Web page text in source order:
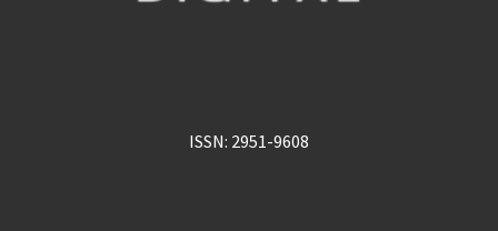
ISSN: 2951-9608